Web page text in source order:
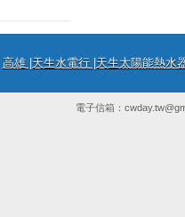
高雄 |天生水電行 |天生太陽能熱水
電子信箱：